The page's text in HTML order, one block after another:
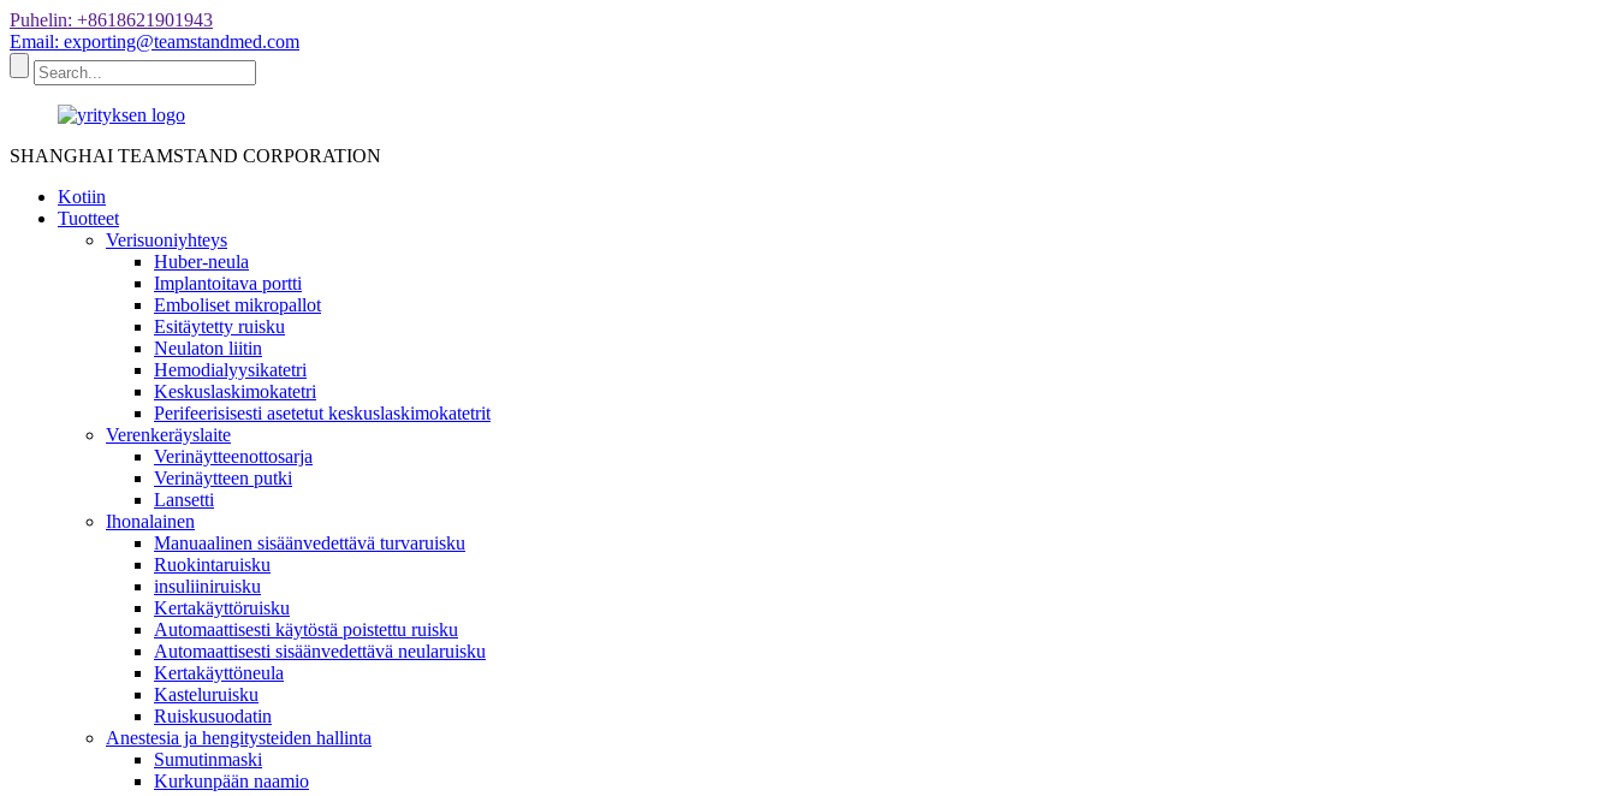
Puhelin: +8618621901943
Email: exporting@teamstandmed.com
SHANGHAI TEAMSTAND CORPORATION
Kotiin
Tuotteet
Verisuoniyhteys
Huber-neula
Implantoitava portti
Emboliset mikropallot
Esitäytetty ruisku
Neulaton liitin
Hemodialyysikatetri
Keskuslaskimokatetri
Perifeerisisesti asetetut keskuslaskimokatetrit
Verenkeräyslaite
Verinäytteenottosarja
Verinäytteen putki
Lansetti
Ihonalainen
Manuaalinen sisäänvedettävä turvaruisku
Ruokintaruisku
insuliiniruisku
Kertakäyttöruisku
Automaattisesti käytöstä poistettu ruisku
Automaattisesti sisäänvedettävä neularuisku
Kertakäyttöneula
Kasteluruisku
Ruiskusuodatin
Anestesia ja hengitysteiden hallinta
Sumutinmaski
Kurkunpään naamio